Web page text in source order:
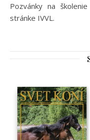
Pozvánky na
stránke IVVL.